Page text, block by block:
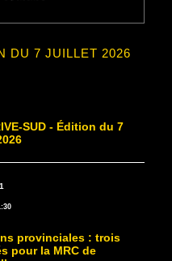
DU 7 JUILLET 2026
SUD - Édition du 7
provinciales : trois
pour la MRC de